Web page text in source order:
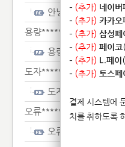
안녕
용량
용량
도자***************
도자***************
오류*****
오류*****
- (추가) 네이버
- (추가) 카카오
- (추가) 삼성페
- (추가) 페이코
- (추가) L.페이
- (추가) 토스페
결제 시스템에
치를 취하도록